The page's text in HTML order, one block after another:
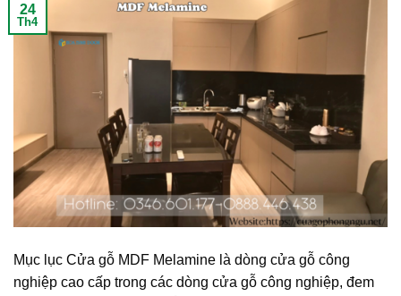
24
Th4
Mục lục Cửa gỗ MDF Melamine là dòng cửa gỗ công
nghiệp cao cấp trong các dòng cửa gỗ công nghiệp, đem